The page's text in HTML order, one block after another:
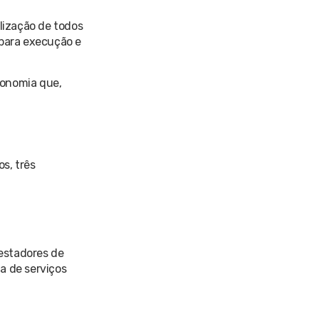
de todos
execução e
que,
três
de
de serviços